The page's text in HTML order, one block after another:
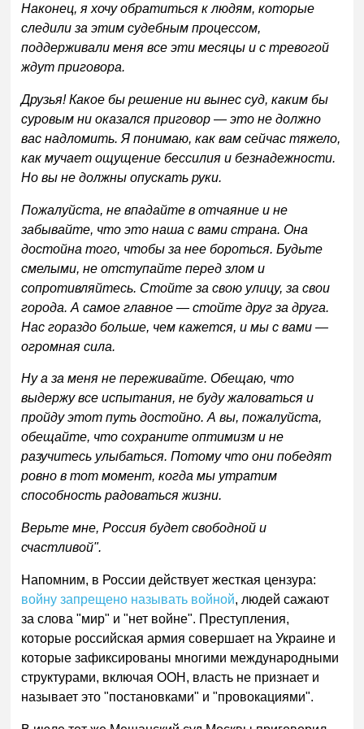
Наконец, я хочу обратиться к людям, которые
следили за этим судебным процессом,
поддерживали меня все эти месяцы и с тревогой
ждут приговора.
Друзья! Какое бы решение ни вынес суд, каким бы
суровым ни оказался приговор — это не должно
вас надломить. Я понимаю, как вам сейчас тяжело,
как мучает ощущение бессилия и безнадежности.
Но вы не должны опускать руки.
Пожалуйста, не впадайте в отчаяние и не
забывайте, что это наша с вами страна. Она
достойна того, чтобы за нее бороться. Будьте
смелыми, не отступайте перед злом и
сопротивляйтесь. Стойте за свою улицу, за свои
города. А самое главное — стойте друг за друга.
Нас гораздо больше, чем кажется, и мы с вами —
огромная сила.
Ну а за меня не переживайте. Обещаю, что
выдержу все испытания, не буду жаловаться и
пройду этот путь достойно. А вы, пожалуйста,
обещайте, что сохраните оптимизм и не
разучитесь улыбаться. Потому что они победят
ровно в тот момент, когда мы утратим
способность радоваться жизни.
Верьте мне, Россия будет свободной и
счастливой".
Напомним, в России действует жесткая цензура:
войну запрещено называть войной, людей сажают
за слова "мир" и "нет войне". Преступления,
которые российская армия совершает на Украине и
которые зафиксированы многими международными
структурами, включая ООН, власть не признает и
называет это "постановками" и "провокациями".